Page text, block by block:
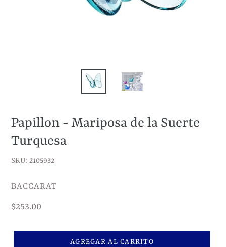
Papillon - Mariposa de la Suerte
Turquesa
SKU: 2105932
VENDEDOR
BACCARAT
Precio
$253.00
AGREGAR AL CARRITO